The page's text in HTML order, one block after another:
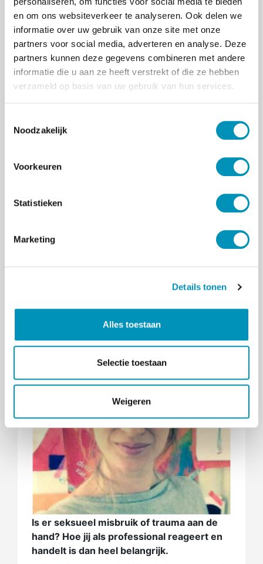
en om ons websiteverkeer te analyseren. Ook delen we
informatie over uw gebruik van onze site met onze
partners voor social media, adverteren en analyse. Deze
partners kunnen deze gegevens combineren met andere
informatie die u aan ze heeft verstrekt of die ze hebben
verzameld op basis van uw gebruik van hun services.
Noodzakelijk
Voorkeuren
Statistieken
Marketing
Details tonen
Alles toestaan
Selectie toestaan
Weigeren
rechercheur)- scenariomodel
Diagnostiek bij vermoeden van
seksueel misbruik: Plegers-
scenariomodel
Diagnostiek bij vermoeden van
seksueel misbruik: Slachtoffers -
scenariomodel
seksueel misbruik: Slachtoffers -
Feitengericht kind-interview - NICHD
Vragen?
onvoldoende aan bij de opleidingsvraag van
jouw organisatie? We ontwikkelen graag een
nascholing@rinozuid.nl.
Is er seksueel misbruik of trauma aan de
hand? Hoe jij als professional reageert en
handelt is dan heel belangrijk.